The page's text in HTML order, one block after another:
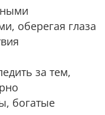
оберегая глаза
за тем,
богатые